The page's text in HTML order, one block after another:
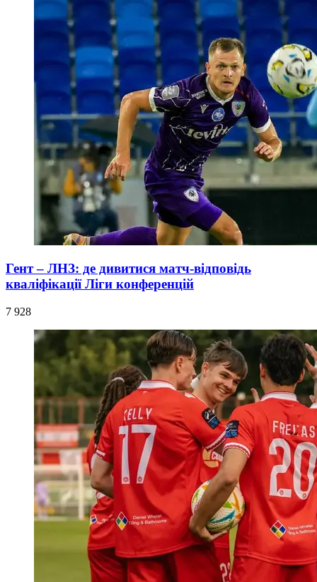
Гент – ЛНЗ: де дивитися матч-відповідь
кваліфікації Ліги конференцій
7 928